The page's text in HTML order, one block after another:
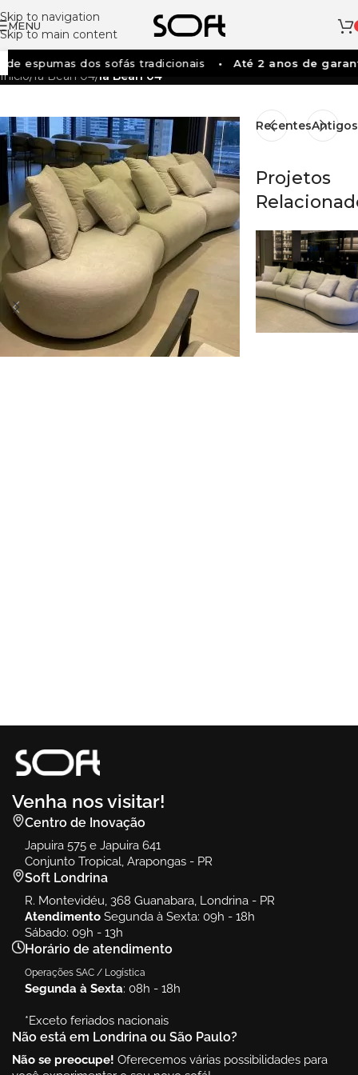
Skip to navigation
Skip to main content
MENU
espumas dos sofás tradicionais Até 2 anos de
Início/Ia Bean 04/Ia Bean 04
RecentesAntigos
Projetos
Venha nos visitar!
Centro de Inovação
Japuira 575 e Japuira 641
Conjunto Tropical, Arapongas - PR
Soft Londrina
R. Montevidéu, 368 Guanabara, Londrina - PR
Atendimento Segunda à Sexta: 09h - 18h
Sábado: 09h - 13h
Horário de atendimento
Operações SAC / Logística
Segunda à Sexta: 08h - 18h
*Exceto feriados nacionais
Não está em Londrina ou São Paulo?
Não se preocupe! Oferecemos várias possibilidades para